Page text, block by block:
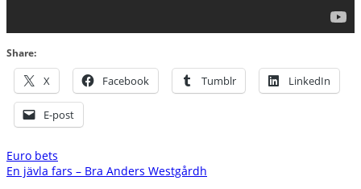
Share:
X Facebook Tumblr LinkedIn
E-post
Inläggsnavigering
Euro bets
En jävla fars – Bra Anders Westgårdh